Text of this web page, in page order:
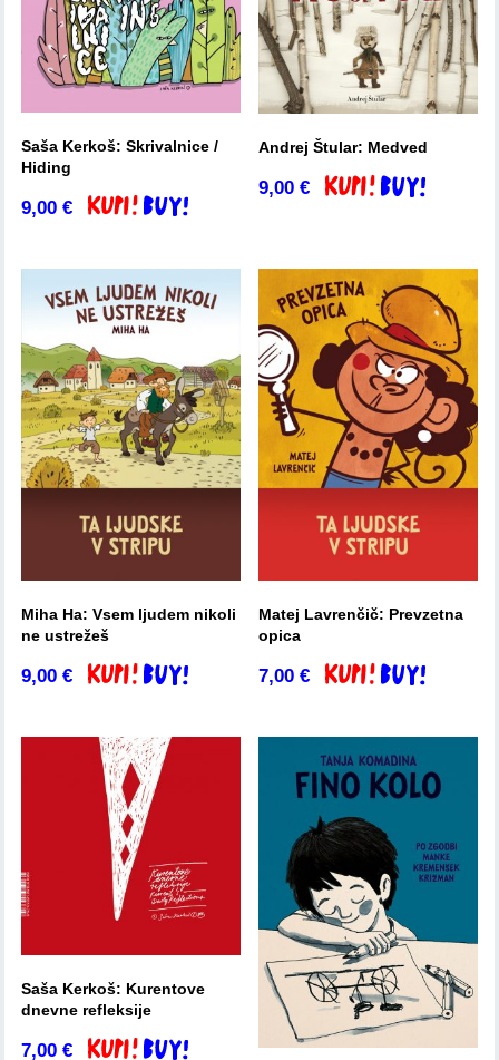
Saša Kerkoš: Skrivalnice /
Hiding
9,00€ Dodaj v košarico
Andrej Štular: Medved
9,00€ Dodaj v košarico
Miha Ha: Vsem ljudem nikoli
ne ustrežeš
9,00€ Dodaj v košarico
Matej Lavrenčič: Prevzetna
opica
7,00€ Dodaj v košarico
Saša Kerkoš: Kurentove
dnevne refleksije
7,00€ Dodaj v košarico